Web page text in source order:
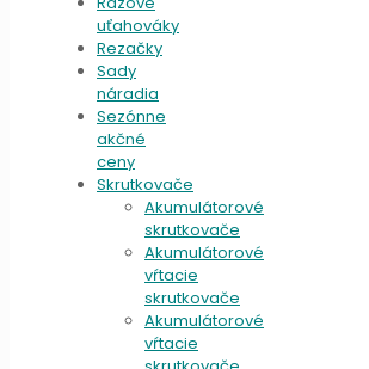
uťahováky
Rezačky
Sady
náradia
Sezónne
akčné
ceny
Skrutkovače
Akumulátorové
skrutkovače
Akumulátorové
vŕtacie
skrutkovače
Akumulátorové
vŕtacie